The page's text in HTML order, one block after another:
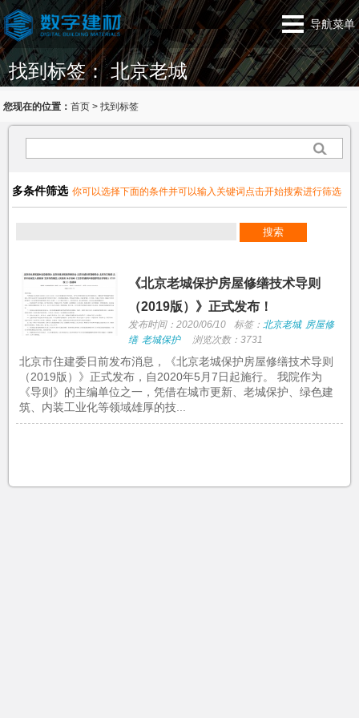
导航菜单
找到标签： 北京老城
您现在的位置：首页 >找到标签
多条件筛选 你可以选择下面的条件并可以输入关键词点击开始搜索进行筛选
《北京老城保护房屋修缮技术导则
（2019版）》正式发布！
发布时间：2020/06/10 标签： 北京老城 房屋修
缮 老城保护 浏览次数：3731
北京市住建委日前发布消息，《北京老城保护房屋修缮技术导则
（2019版）》正式发布，自2020年5月7日起施行。 我院作为
《导则》的主编单位之一，凭借在城市更新、老城保护、绿色建
筑、内装工业化等领域雄厚的技...